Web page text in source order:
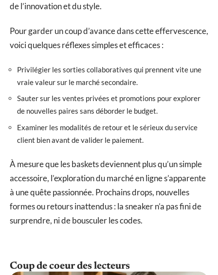
de l’innovation et du style.
Pour garder un coup d’avance dans cette effervescence,
voici quelques réflexes simples et efficaces :
Privilégier les sorties collaboratives qui prennent vite une
vraie valeur sur le marché secondaire.
Sauter sur les ventes privées et promotions pour explorer
de nouvelles paires sans déborder le budget.
Examiner les modalités de retour et le sérieux du service
client bien avant de valider le paiement.
À mesure que les baskets deviennent plus qu’un simple
accessoire, l’exploration du marché en ligne s’apparente
à une quête passionnée. Prochains drops, nouvelles
formes ou retours inattendus : la sneaker n’a pas fini de
surprendre, ni de bousculer les codes.
Coup de coeur des lecteurs